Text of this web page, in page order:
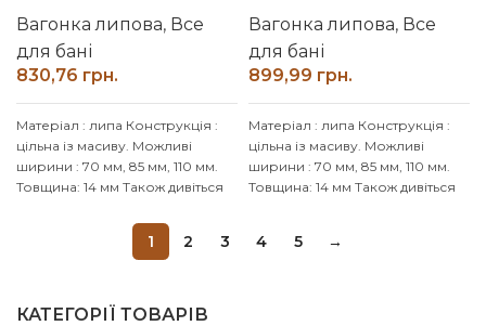
КАТЕГОРІЇ ТОВАРІВ
Вагонка липова, Все
для бані
грн.
Матеріал : липа Конструкція :
цільна із масиву. Можливі
ширини : 70 мм, 85 мм, 110 мм.
Товщина: 14 мм Також дивіться
1200, 1300, 1400, 1500, 1600,
Доставка : 20%
Meest Express)
Вагонка липова, Все
для бані
грн.
Матеріал : липа Конструкція :
цільна із масиву. Можливі
ширини : 70 мм, 85 мм, 110 мм.
Товщина: 14 мм Також дивіться
1700, 1900 мм.
1 2 3 4 5 →